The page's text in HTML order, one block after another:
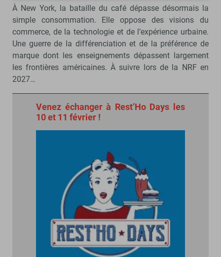
À New York, la bataille du café dépasse désormais la
simple consommation. Elle oppose des visions du
commerce, de la technologie et de l’expérience urbaine.
Une guerre de la différenciation et de la préférence de
marque dont les enseignements dépassent largement
les frontières américaines. À suivre lors de la NRF en
2027…
Venez échanger à Rest’Ho Days les
10 et 11 février !